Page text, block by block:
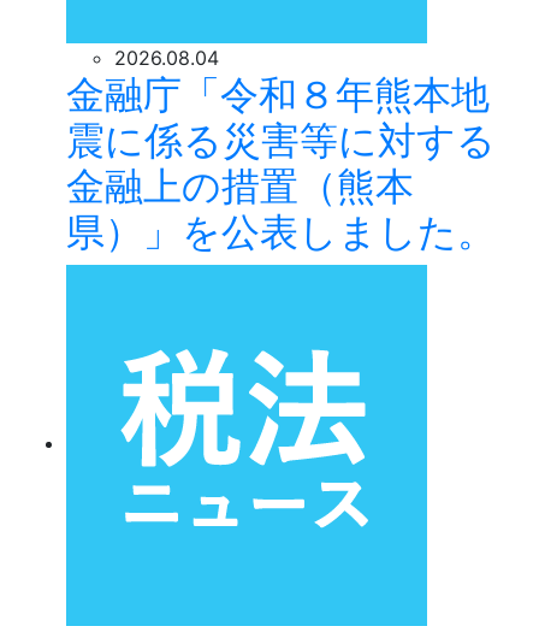
2026.08.04
金融庁「令和８年熊本地
震に係る災害等に対する
金融上の措置（熊本
県）」を公表しました。